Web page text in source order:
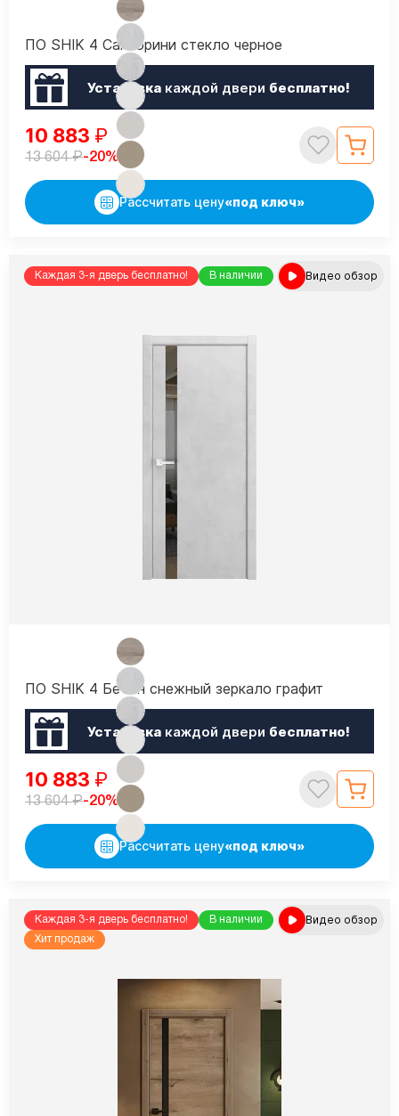
ПО SHIK 4 Санторини стекло черное
Установкакаждой двери бесплатно!
10 883 ₽
13 604₽-20%
Рассчитать цену«под ключ»
Каждая 3-я дверь бесплатно! В наличии Видео обзор
ПО SHIK 4 Бетон снежный зеркало графит
Установкакаждой двери бесплатно!
10 883 ₽
13 604₽-20%
Рассчитать цену«под ключ»
Каждая 3-я дверь бесплатно!
В наличии
Хит продаж
Видео обзор